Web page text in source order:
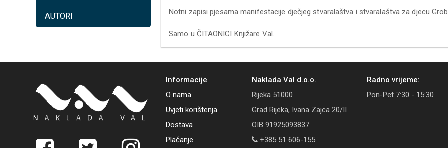
Notni zapisi pjesama manifestacije dječjeg stvaralaštva i stvaralaštva za djecu
Samo u ČITAONICI Knjižare Val.
AUTORI
Informacije
O nama
Uvjeti korištenja
Dostava
Plaćanje
Naklada Val d.o.o.
Rijeka 51000
Grad Rijeka, Ivana Zajca 20/II
OIB 91925093837
+385 51 606-155
Radno vrijeme:
Pon-Pet 7:30 - 15:30